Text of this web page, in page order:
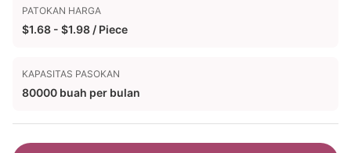
PATOKAN HARGA
$1.68 - $1.98 / Piece
KAPASITAS PASOKAN
80000 buah per bulan